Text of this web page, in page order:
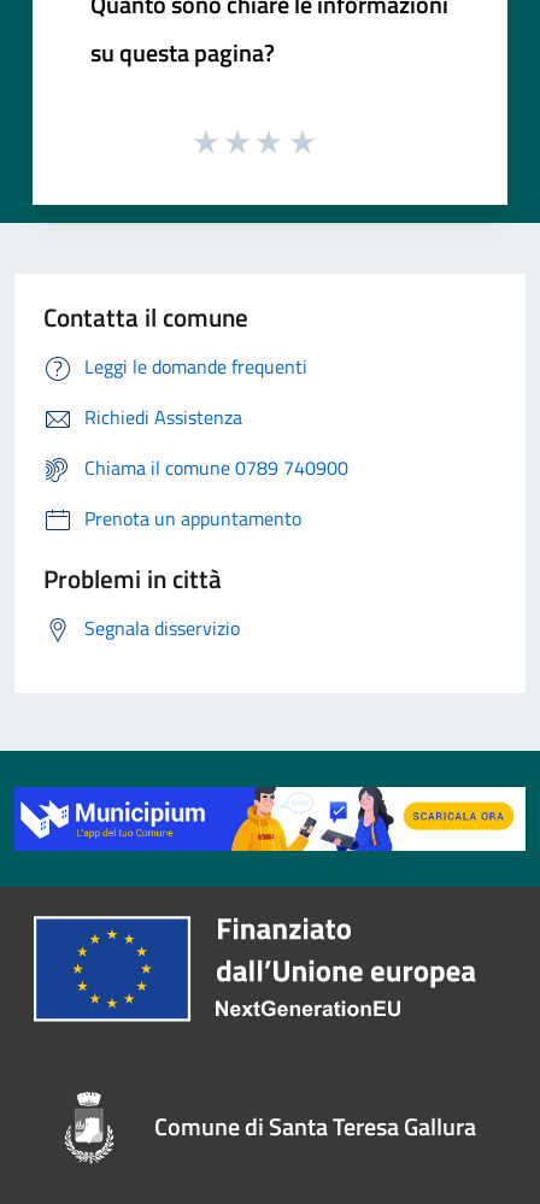
su questa pagina?
Contatta il comune
Leggi le domande frequenti
Richiedi Assistenza
Chiama il comune 0789 740900
Prenota un appuntamento
Problemi in città
Segnala disservizio
Comune di Santa Teresa Gallura